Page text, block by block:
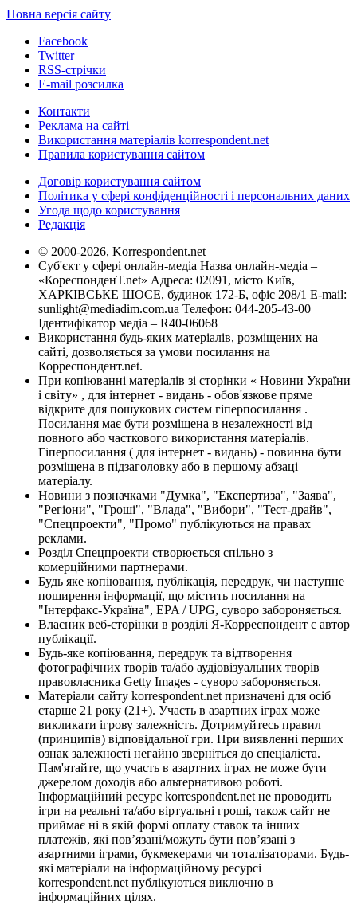
Повна версія сайту
Facebook
Twitter
RSS-стрічки
E-mail розсилка
Контакти
Реклама на сайті
Використання матеріалів korrespondent.net
Правила користування сайтом
Договір користування сайтом
Політика у сфері конфіденційності і персональних даних
Угода щодо користування
Редакція
© 2000-2026, Korrespondent.net
Суб'єкт у сфері онлайн-медіа Назва онлайн-медіа –
«КореспонденТ.net» Адреса: 02091, місто Київ,
ХАРКІВСЬКЕ ШОСЕ, будинок 172-Б, офіс 208/1 E-mail:
sunlight@mediadim.com.ua Телефон: 044-205-43-00
Ідентифікатор медіа – R40-06068
Використання будь-яких матеріалів, розміщених на
сайті, дозволяється за умови посилання на
Корреспондент.net.
При копіюванні матеріалів зі сторінки « Новини України
і світу» , для інтернет - видань - обов'язкове пряме
відкрите для пошукових систем гіперпосилання .
Посилання має бути розміщена в незалежності від
повного або часткового використання матеріалів.
Гіперпосилання ( для інтернет - видань) - повинна бути
розміщена в підзаголовку або в першому абзаці
матеріалу.
Новини з позначками "Думка", "Експертиза", "Заява",
"Регіони", "Гроші", "Влада", "Вибори", "Тест-драйв",
"Спецпроекти", "Промо" публікуються на правах
реклами.
Розділ Спецпроекти створюється спільно з
комерційними партнерами.
Будь яке копіювання, публікація, передрук, чи наступне
поширення інформації, що містить посилання на
"Інтерфакс-Україна", EPA / UPG, суворо забороняється.
Власник веб-сторінки в розділі Я-Корреспондент є автор
публікації.
Будь-яке копіювання, передрук та відтворення
фотографічних творів та/або аудіовізуальних творів
правовласника Getty Images - суворо забороняється.
Матеріали сайту korrespondent.net призначені для осіб
старше 21 року (21+). Участь в азартних іграх може
викликати ігрову залежність. Дотримуйтесь правил
(принципів) відповідальної гри. При виявленні перших
ознак залежності негайно зверніться до спеціаліста.
Пам'ятайте, що участь в азартних іграх не може бути
джерелом доходів або альтернативою роботі.
Інформаційний ресурс korrespondent.net не проводить
ігри на реальні та/або віртуальні гроші, також сайт не
приймає ні в якій формі оплату ставок та інших
платежів, які пов’язані/можуть бути пов’язані з
азартними іграми, букмекерами чи тоталізаторами. Будь-
які матеріали на інформаційному ресурсі
korrespondent.net публікуються виключно в
інформаційних цілях.